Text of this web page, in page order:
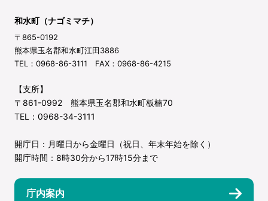
和水町（ナゴミマチ）
〒865-0192
熊本県玉名郡和水町江田3886
TEL：0968-86-3111 FAX：0968-86-4215
【支所】
〒861-0992 熊本県玉名郡和水町板楠70
TEL：0968-34-3111
開庁日：月曜日から金曜日（祝日、年末年始を除く）
開庁時間：8時30分から17時15分まで
庁内案内